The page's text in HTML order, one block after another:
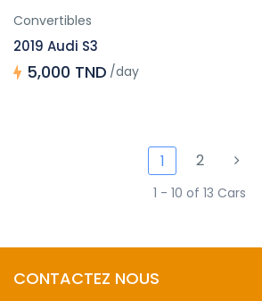
Convertibles
2019 Audi S3
5,000 TND /day
1 2
1 - 10 of 13 Cars
CONTACTEZ NOUS